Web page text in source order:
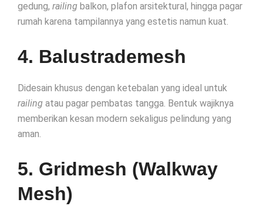
gedung, railing balkon, plafon arsitektural, hingga pagar
rumah karena tampilannya yang estetis namun kuat.
4. Balustrademesh
Didesain khusus dengan ketebalan yang ideal untuk
railing atau pagar pembatas tangga. Bentuk wajiknya
memberikan kesan modern sekaligus pelindung yang
aman.
5. Gridmesh (Walkway
Mesh)